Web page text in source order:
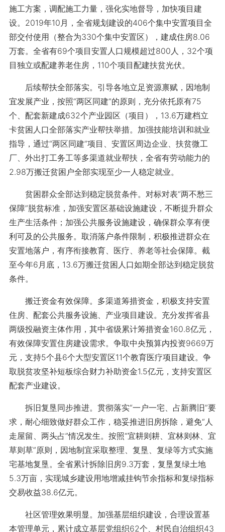
施工方案，调配施工力量，强化实地督导，加快项目建
设。2019年10月，全省规划建设的406个集中安置项目全
部交付使用（整合为330个集中安置区），建成住房8.06
万套。全省有69个项目安置人口规模超过800人，32个项
目独立或配建养老住房，110个项目配建扶贫光伏。
后续帮扶全部落实。引导各地立足资源禀赋，因地制
宜发展产业，按照“两区同建”的原则，充分依托原有75
个、配套新建成632个产业园区（项目），13.6万建档立
卡贫困人口全部落实产业帮扶举措。加强技能培训和就业
指导，通过“两区同建”项目、安置区周边企业、扶贫微工
厂、外出打工务工等多渠道就业帮扶，全省有劳动能力的
2.98万搬迁贫困户全部实现至少一人稳定就业。
贫困群众全部达到稳定脱贫条件。对标对表“两不愁三
保障”脱贫标准，加强安置区基础设施建设，不断提升群众
生产生活条件；加强公共服务设施建设，确保群众享有便
利可及的公共服务。取消落户条件限制，积极推进群众在
安置地落户，有序衔接教育、医疗、养老等社会保障。截
至今年6月底，13.6万搬迁贫困人口如期全部达到稳定脱贫
条件。
搬迁资金有效保障。多渠道筹措资金，积极支持安置
住房、配套公共服务设施、产业项目建设。充分发挥省县
两级投融资主体作用，其中省级累计筹措资金160.8亿元，
有效保障安置住房建设需求。争取中央预算内投资9669万
元，支持5个县6个大型安置区11个教育医疗项目建设。争
取脱贫攻坚补短板综合财力补助资金1.5亿元，支持安置区
配套产业建设。
拆旧复垦同步推进。贯彻落实“一户一宅、占新腾旧”要
求，耐心细致做好群众工作，稳妥推进旧房拆除，避免“人
走屋留、两头占”情况发生。按照“宜耕则耕、宜林则林、宜
草则草”原则，因地制宜采取整理、复垦、复绿等方式实施
宅基地复垦。全省累计拆除旧房9.3万套，复垦复绿土地
5.3万亩，实现城乡建设用地增减挂钩节余指标和复绿指标
交易收益38.6亿元。
社区管理效果明显。加强基层组织建设，合理设置基
本管理单元，累计成立基层党组织62个、村民自治组织43